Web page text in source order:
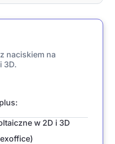
naciskiem na
3D.
w 2D i 3D